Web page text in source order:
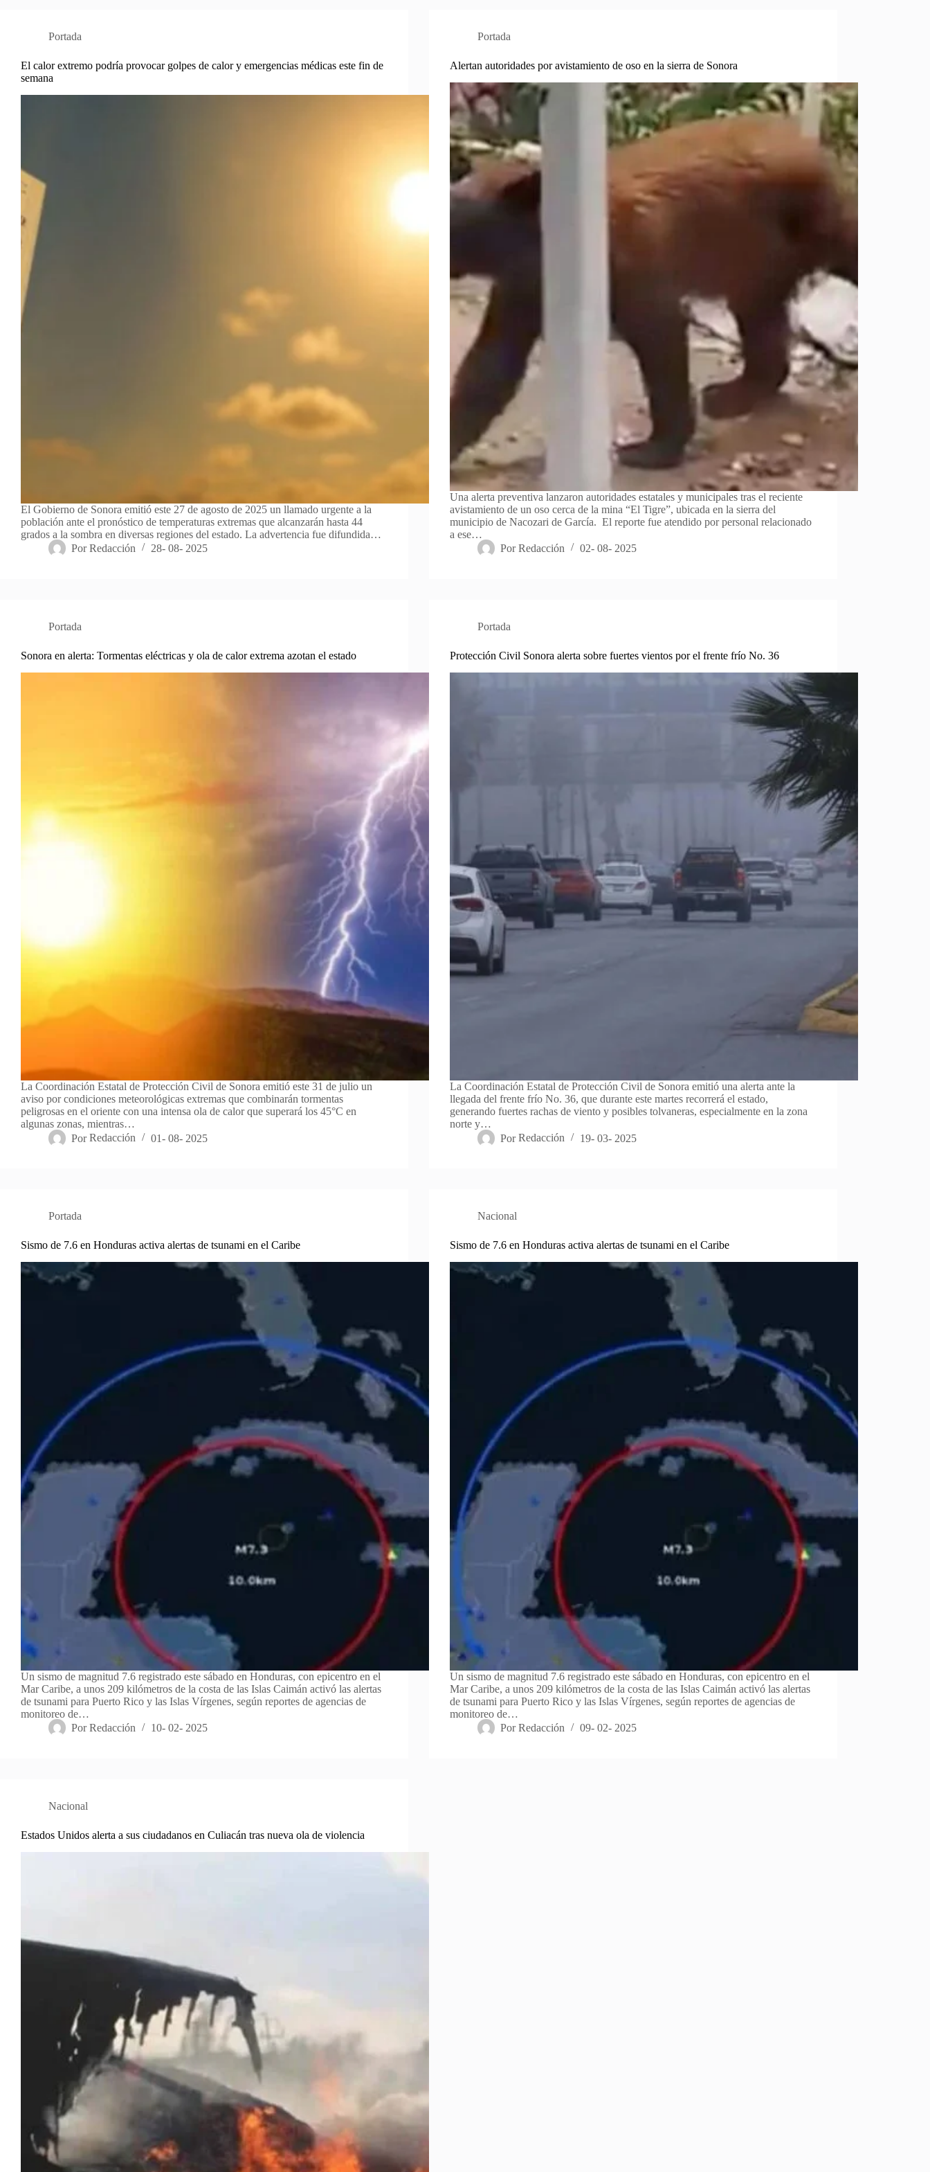
Portada
El calor extremo podría provocar golpes de calor y emergencias médicas este fin de
semana
El Gobierno de Sonora emitió este 27 de agosto de 2025 un llamado urgente a la
población ante el pronóstico de temperaturas extremas que alcanzarán hasta 44
grados a la sombra en diversas regiones del estado. La advertencia fue difundida…
Por Redacción 28- 08- 2025
Portada
Alertan autoridades por avistamiento de oso en la sierra de Sonora
Una alerta preventiva lanzaron autoridades estatales y municipales tras el reciente
avistamiento de un oso cerca de la mina “El Tigre”, ubicada en la sierra del
municipio de Nacozari de García. El reporte fue atendido por personal relacionado
a ese…
Por Redacción 02- 08- 2025
Portada
Sonora en alerta: Tormentas eléctricas y ola de calor extrema azotan el estado
La Coordinación Estatal de Protección Civil de Sonora emitió este 31 de julio un
aviso por condiciones meteorológicas extremas que combinarán tormentas
peligrosas en el oriente con una intensa ola de calor que superará los 45°C en
algunas zonas, mientras…
Por Redacción 01- 08- 2025
Portada
Protección Civil Sonora alerta sobre fuertes vientos por el frente frío No. 36
La Coordinación Estatal de Protección Civil de Sonora emitió una alerta ante la
llegada del frente frío No. 36, que durante este martes recorrerá el estado,
generando fuertes rachas de viento y posibles tolvaneras, especialmente en la zona
norte y…
Por Redacción 19- 03- 2025
Portada
Sismo de 7.6 en Honduras activa alertas de tsunami en el Caribe
Un sismo de magnitud 7.6 registrado este sábado en Honduras, con epicentro en el
Mar Caribe, a unos 209 kilómetros de la costa de las Islas Caimán activó las alertas
de tsunami para Puerto Rico y las Islas Vírgenes, según reportes de agencias de
monitoreo de…
Por Redacción 10- 02- 2025
Nacional
Sismo de 7.6 en Honduras activa alertas de tsunami en el Caribe
Un sismo de magnitud 7.6 registrado este sábado en Honduras, con epicentro en el
Mar Caribe, a unos 209 kilómetros de la costa de las Islas Caimán activó las alertas
de tsunami para Puerto Rico y las Islas Vírgenes, según reportes de agencias de
monitoreo de…
Por Redacción 09- 02- 2025
Nacional
Estados Unidos alerta a sus ciudadanos en Culiacán tras nueva ola de violencia